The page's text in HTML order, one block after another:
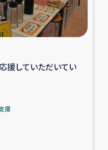
事業
事業
震 緊急支援
援していただいてい
援